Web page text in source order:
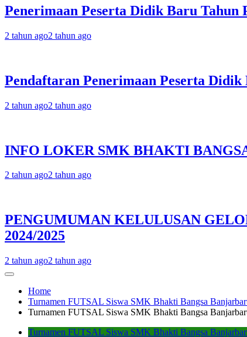
Penerimaan Peserta Didik Baru Tahun
2 tahun ago2 tahun ago
Pendaftaran Penerimaan Peserta
2 tahun ago2 tahun ago
INFO LOKER SMK BHAKTI
2 tahun ago2 tahun ago
PENGUMUMAN KELULUSAN
2024/2025
2 tahun ago2 tahun ago
Home
Turnamen FUTSAL Siswa SMK Bhakti Bangsa
Turnamen FUTSAL Siswa SMK Bhakti Bangsa
Turnamen FUTSAL Siswa SMK Bhakti Bangsa